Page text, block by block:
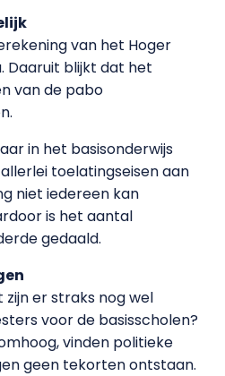
van het Hoger
Daaruit blijkt dat het
van de pabo
in het basisonderwijs
toelatingseisen aan
niet iedereen kan
is het aantal
gedaald.
er straks nog wel
voor de basisscholen?
vinden politieke
geen tekorten ontstaan.